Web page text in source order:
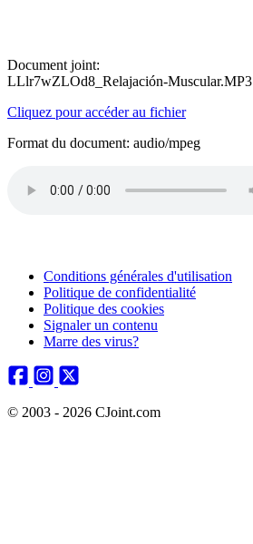
Document joint:
LLlr7wZLOd8_Relajación-Muscular.MP3
Cliquez pour accéder au fichier
Format du document: audio/mpeg
Conditions générales d'utilisation
Politique de confidentialité
Politique des cookies
Signaler un contenu
Marre des virus?
© 2003 - 2026 CJoint.com